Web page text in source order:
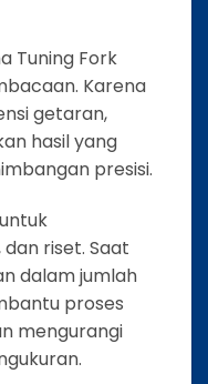
Tuning Fork
Karena
getaran,
hasil yang
presisi.
riset. Saat
dalam jumlah
proses
mengurangi